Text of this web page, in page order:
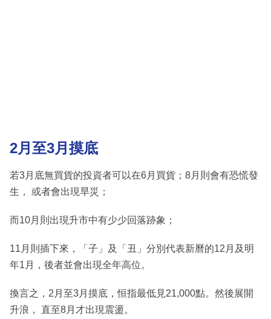
2月至3月摸底
若3月底無買貨的投資者可以在6月買貨；8月則會有恐慌發
生， 或者會出現旱災；
而10月則出現升市中有少少回落跡象；
11月則插下來，「子」及「丑」分別代表新曆的12月及明
年1月，後者並會出現全年高位。
換言之，2月至3月摸底，恒指最低見21,000點。然後展開
升浪， 直至8月才出現震盪。